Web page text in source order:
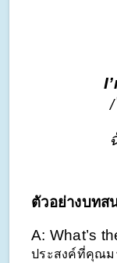
/
ตัวอย่างบทส
A: What’s
ประสงค์ที่คุณม